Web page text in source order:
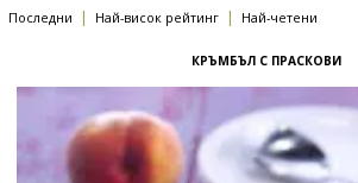
Последни | Най-висок рейтинг | Най-четени
КРЪМБЪЛ С ПРАСКОВИ